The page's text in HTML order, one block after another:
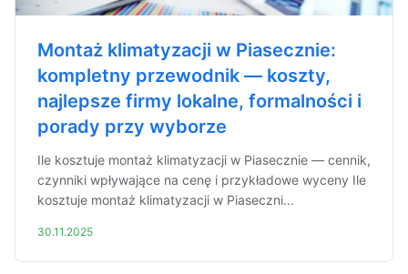
Montaż klimatyzacji w Piasecznie:
kompletny przewodnik — koszty,
najlepsze firmy lokalne, formalności i
porady przy wyborze
Ile kosztuje montaż klimatyzacji w Piasecznie — cennik,
czynniki wpływające na cenę i przykładowe wyceny Ile
kosztuje montaż klimatyzacji w Piaseczni...
30.11.2025